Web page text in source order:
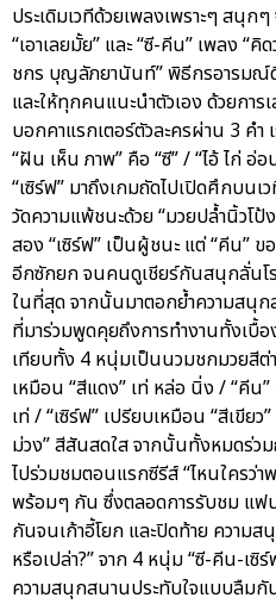
ประเดิมเวทีด้วยเพลงเพราะๆ สนุก
“เอาเลยมั้ย” และ “ซี-คีน” เพลง “
ชกร บุญลัภยานันท์” พิธีกรอารมณ์ดี
และให้ทุกคนแนะนำตัวเอง ด้วยการ
บอกคาแรกเตอร์ตัวละครผ่าน 3 คำ
“ฝัน เห็น ภาพ” คือ “ซี” / “ไอ้ ไก่ อ่
“เซิร์ฟ” มาถึงเกมถัดไปเปิดศึกบนเ
วัดความแพ้ชนะด้วย “มวยปล้ำนิ้วโ
สอง “เซิร์ฟ” เป็นผู้ชนะ แต่ “คีน”
อีกซักยก จนคนดูเชียร์กันสนุกลั่นโ
ในที่สุด จากนั้นมาตอกย้ำความสนุ
ที่มาร่วมพูดคุยถึงการทำงานทั้งเบื้
เทียบทั้ง 4 หนุ่มเป็นนวมชกมวยสีต่
เหมือน “สีแดง” เท่ หล่อ นิ่ง / “คีน
เท่ / “เซิร์ฟ” เปรียบเหมือน “สีเขีย
ม่วง” สีสันสดใส จากนั้นทั้งหมดร่ว
ไปร่วมชมตอนแรกซีรีส์ “ไหนใครว่
พร้อมๆ กัน ซึ่งตลอดการรับชม แฟน
กันจนเก้าอี้โยก และปิดท้าย ความส
หรือเปล่า?” จาก 4 หนุ่ม “ซี-คีน-เ
ความสนุกสนานประทับใจแบบลืมกั